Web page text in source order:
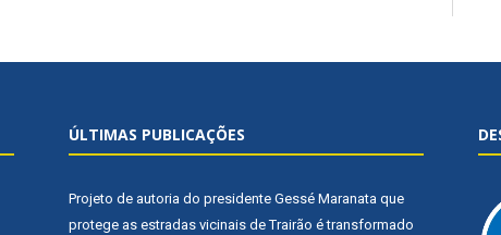
ÚLTIMAS PUBLICAÇÕES
Projeto de autoria do presidente Gessé Maranata que
protege as estradas vicinais de Trairão é transformado